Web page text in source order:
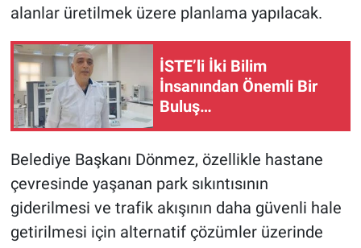
alanlar üretilmek üzere planlama yapılacak.
İSTE’li İki Bilim
İnsanından Önemli Bir
Buluş…
Belediye Başkanı Dönmez, özellikle hastane
çevresinde yaşanan park sıkıntısının
giderilmesi ve trafik akışının daha güvenli hale
getirilmesi için alternatif çözümler üzerinde